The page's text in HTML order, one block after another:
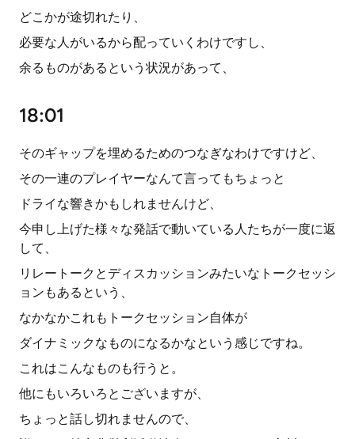
どこかが途切れたり、
必要な人がいるから配っていくわけですし、
余るものがあるという状況があって、
18:01
そのギャップを埋めるためのつなぎなわけですけど、
その一連のプレイヤーなんて言ってもちょっと
ドライな響きかもしれませんけど、
今申し上げた様々な発話で動いている人たちが一度に返
して、
リレートークとディスカッションみたいなトークセッシ
ョンもあるという、
なかなかこれもトークセッション自体が
ダイナミックなものになるかなという感じですね。
これはこんなものも行うと。
他にもいろいろとございますが、
ちょっと話し切れませんので、